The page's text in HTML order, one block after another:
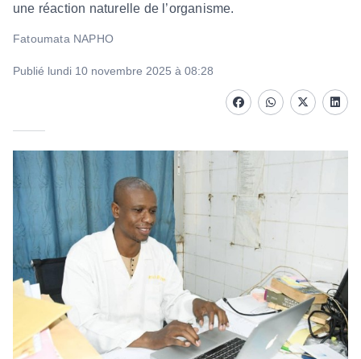
une réaction naturelle de l’organisme.
Fatoumata NAPHO
Publié lundi 10 novembre 2025 à 08:28
FacebookwhatsappTwitter